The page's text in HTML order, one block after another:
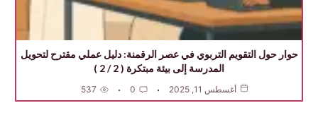
حوار حول التقويم التربوي في عصر الرقمنة: دليل عملي مقترح لتحويل
المدرسة إلى بيئة مبتكرة ( 2 / 2 )
أغسطس 11, 2025 0
537